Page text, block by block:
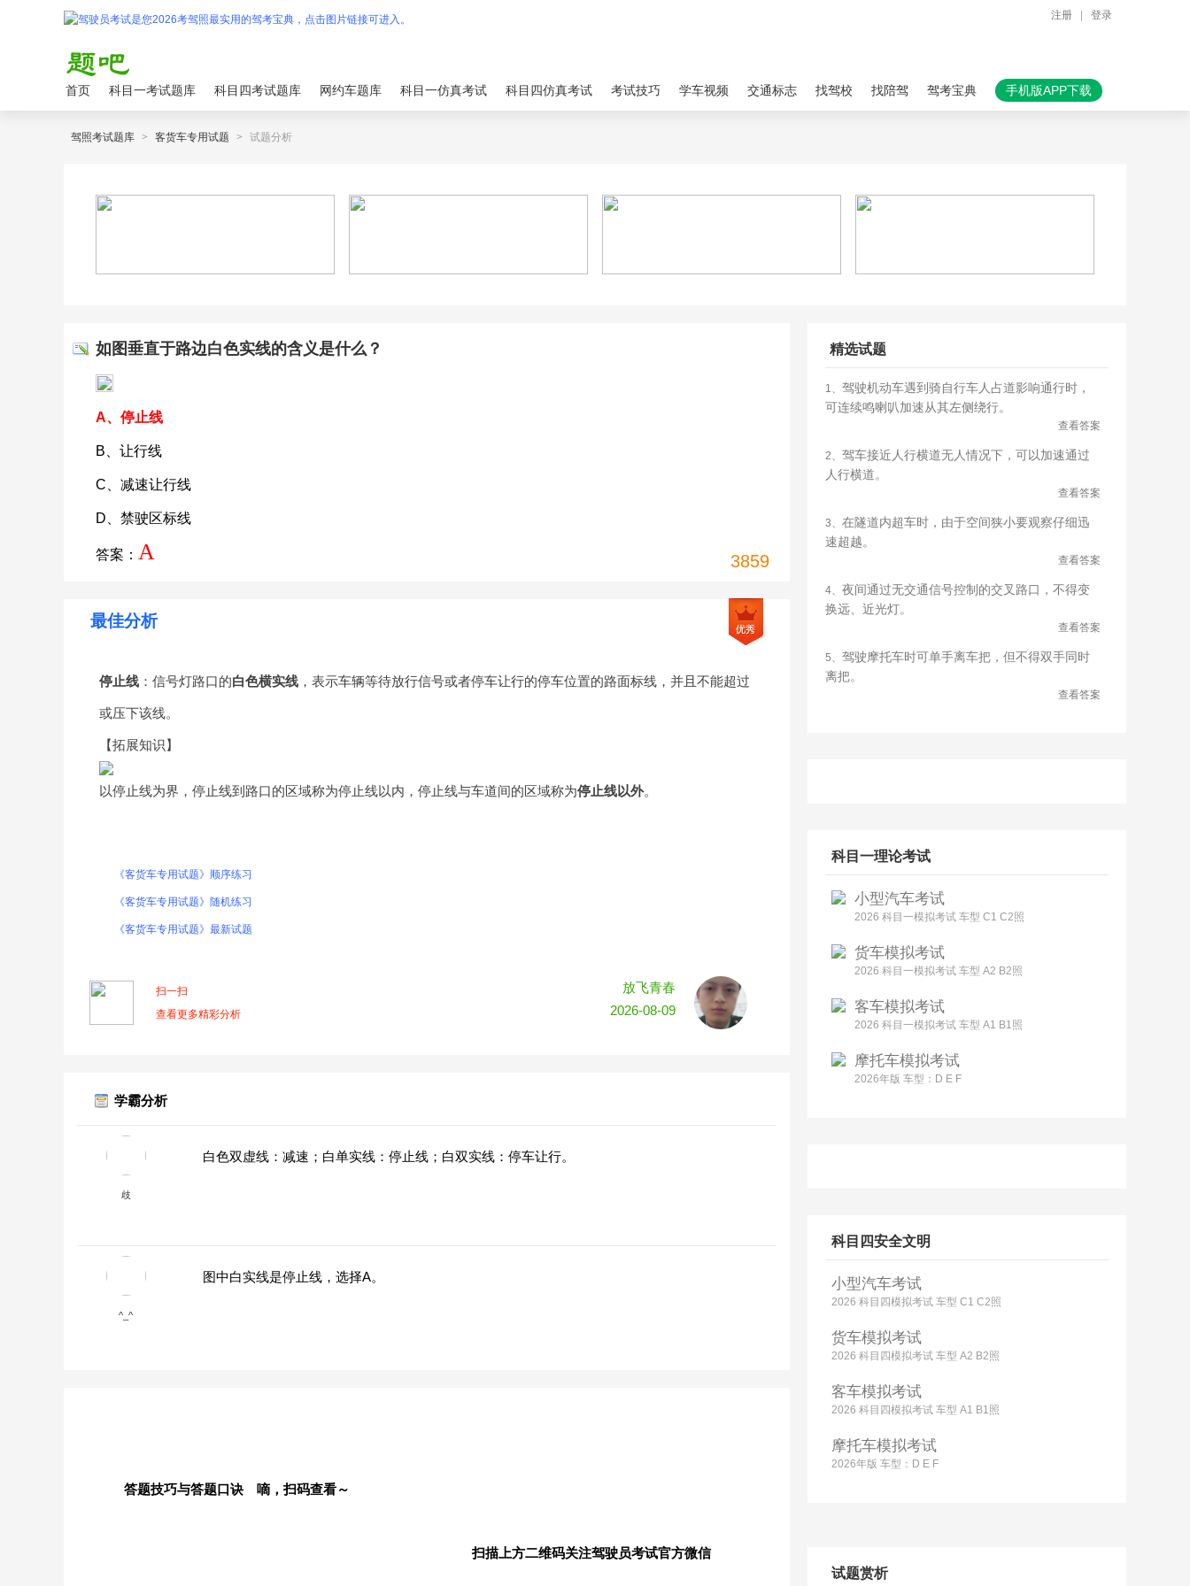
注册 登录
首页 科目一考试题库 科目四考试题库 网约车题库 科目一仿真考试 科目四仿真考试 考试技巧 学车视频 交通标志 找驾校 找陪驾 驾考宝典 手机版APP下载
驾照考试题库 > 客货车专用试题 > 试题分析
如图垂直于路边白色实线的含义是什么？
A、停止线
B、让行线
C、减速让行线
D、禁驶区标线
答案： A 3859
最佳分析
停止线 ：信号灯路口的白色横实线 ，表示车辆等待放行信号或者停车让行的停车位置的路面标线，并且不能超过
或压下该线。
【拓展知识】
以停止线为界，停止线到路口的区域称为停止线以内，停止线与车道间的区域称为停止线以外。
《客货车专用试题》顺序练习
《客货车专用试题》随机练习
《客货车专用试题》最新试题
扫一扫
查看更多精彩分析
放飞青春
2026-08-09
学霸分析
歧
白色双虚线：减速；白单实线：停止线；白双实线：停车让行。
^_^
图中白实线是停止线，选择A。
答题技巧与答题口诀 嘀，扫码查看～
扫描上方二维码关注驾驶员考试官方微信
精选试题
1、 驾驶机动车遇到骑自行车人占道影响通行时，
可连续鸣喇叭加速从其左侧绕行。
查看答案
2、 驾车接近人行横道无人情况下，可以加速通过
人行横道。
查看答案
3、 在隧道内超车时，由于空间狭小要观察仔细迅
速超越。
查看答案
4、 夜间通过无交通信号控制的交叉路口，不得变
换远、近光灯。
查看答案
5、 驾驶摩托车时可单手离车把，但不得双手同时
离把。
查看答案
科目一理论考试
小型汽车考试
2026 科目一模拟考试 车型 C1 C2照
货车模拟考试
2026 科目一模拟考试 车型 A2 B2照
客车模拟考试
2026 科目一模拟考试 车型 A1 B1照
摩托车模拟考试
2026年版 车型：D E F
科目四安全文明
小型汽车考试
2026 科目四模拟考试 车型 C1 C2照
货车模拟考试
2026 科目四模拟考试 车型 A2 B2照
客车模拟考试
2026 科目四模拟考试 车型 A1 B1照
摩托车模拟考试
2026年版 车型：D E F
试题赏析